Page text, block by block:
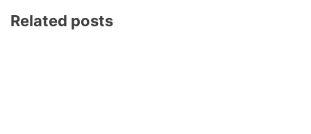
Related posts